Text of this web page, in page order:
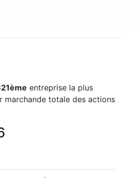
entreprise la plus
marchande totale des actions